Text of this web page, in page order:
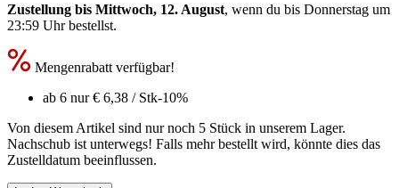
Zustellung bis Mittwoch, 12. August, wenn du bis Donnerstag um
23:59 Uhrbestellst.
Mengenrabatt verfügbar!
ab 6 nur€ 6,38 / Stk-10%
Von diesem Artikel sind nur noch 5 Stück in unserem Lager.
Nachschub ist unterwegs! Falls mehr bestellt wird, könnte dies das
Zustelldatum beeinflussen.